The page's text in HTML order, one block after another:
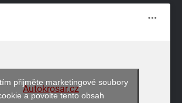
Autokrosar.cz
přijměte marketingové soubory
a povolte tento obsah